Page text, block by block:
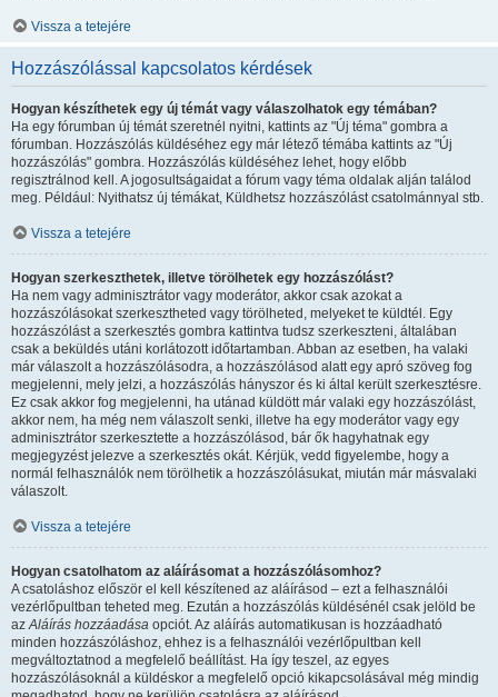
Vissza a tetejére
Hozzászólással kapcsolatos kérdések
Hogyan készíthetek egy új témát vagy válaszolhatok egy témában?
Ha egy fórumban új témát szeretnél nyitni, kattints az "Új téma" gombra a
fórumban. Hozzászólás küldéséhez egy már létező témába kattints az "Új
hozzászólás" gombra. Hozzászólás küldéséhez lehet, hogy előbb
regisztrálnod kell. A jogosultságaidat a fórum vagy téma oldalak alján találod
meg. Például: Nyithatsz új témákat, Küldhetsz hozzászólást csatolmánnyal stb.
Vissza a tetejére
Hogyan szerkeszthetek, illetve törölhetek egy hozzászólást?
Ha nem vagy adminisztrátor vagy moderátor, akkor csak azokat a
hozzászólásokat szerkesztheted vagy törölheted, melyeket te küldtél. Egy
hozzászólást a szerkesztés gombra kattintva tudsz szerkeszteni, általában
csak a beküldés utáni korlátozott időtartamban. Abban az esetben, ha valaki
már válaszolt a hozzászólásodra, a hozzászólásod alatt egy apró szöveg fog
megjelenni, mely jelzi, a hozzászólás hányszor és ki által került szerkesztésre.
Ez csak akkor fog megjelenni, ha utánad küldött már valaki egy hozzászólást,
akkor nem, ha még nem válaszolt senki, illetve ha egy moderátor vagy egy
adminisztrátor szerkesztette a hozzászólásod, bár ők hagyhatnak egy
megjegyzést jelezve a szerkesztés okát. Kérjük, vedd figyelembe, hogy a
normál felhasználók nem törölhetik a hozzászólásukat, miután már másvalaki
válaszolt.
Vissza a tetejére
Hogyan csatolhatom az aláírásomat a hozzászólásomhoz?
A csatoláshoz először el kell készítened az aláírásod – ezt a felhasználói
vezérlőpultban teheted meg. Ezután a hozzászólás küldésénél csak jelöld be
azAláírás hozzáadása opciót. Az aláírás automatikusan is hozzáadható
minden hozzászóláshoz, ehhez is a felhasználói vezérlőpultban kell
megváltoztatnod a megfelelő beállítást. Ha így teszel, az egyes
hozzászólásoknál a küldéskor a megfelelő opció kikapcsolásával még mindig